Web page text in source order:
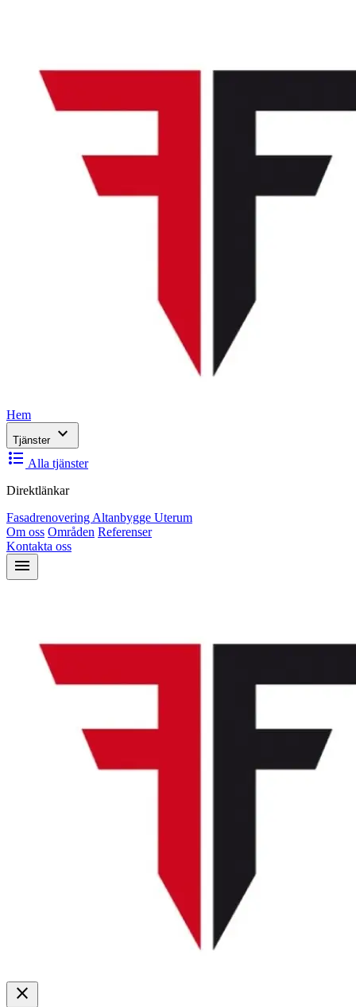
Hem
Tjänster expand_more
format_list_bulleted Alla tjänster
Direktlänkar
Fasadrenovering Altanbygge Uterum
Om oss Områden Referenser
Kontakta oss
menu
close